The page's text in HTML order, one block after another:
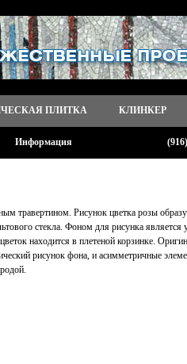
ПЛИТКА КЛИНКЕР
Информация
травертином. Рисунок цветка розы
стекла. Фоном для рисунка является
находится в плетеной корзинке.
рисунок фона, и асимметричные